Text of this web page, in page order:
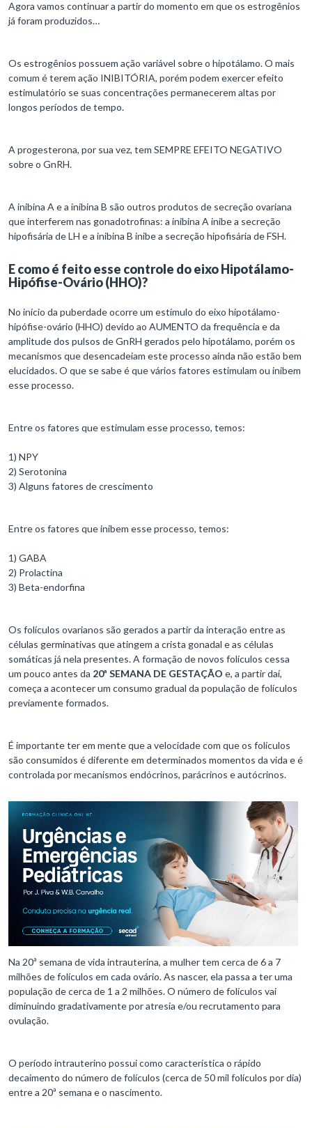
Agora vamos continuar a partir do momento em que os estrogênios
já foram produzidos…
Os estrogênios possuem ação variável sobre o hipotálamo. O mais
comum é terem ação INIBITÓRIA, porém podem exercer efeito
estimulatório se suas concentrações permanecerem altas por
longos períodos de tempo.
A progesterona, por sua vez, tem SEMPRE EFEITO NEGATIVO
sobre o GnRH.
A inibina A e a inibina B são outros produtos de secreção ovariana
que interferem nas gonadotrofinas: a inibina A inibe a secreção
hipofisária de LH e a inibina B inibe a secreção hipofisária de FSH.
E como é feito esse controle do eixo Hipotálamo-
Hipófise-Ovário (HHO)?
No início da puberdade ocorre um estímulo do eixo hipotálamo-
hipófise-ovário (HHO) devido ao AUMENTO da frequência e da
amplitude dos pulsos de GnRH gerados pelo hipotálamo, porém os
mecanismos que desencadeiam este processo ainda não estão bem
elucidados. O que se sabe é que vários fatores estimulam ou inibem
esse processo.
Entre os fatores que estimulam esse processo, temos:
1) NPY
2) Serotonina
3) Alguns fatores de crescimento
Entre os fatores que inibem esse processo, temos:
1) GABA
2) Prolactina
3) Beta-endorfina
Os folículos ovarianos são gerados a partir da interação entre as
células germinativas que atingem a crista gonadal e as células
somáticas já nela presentes. A formação de novos folículos cessa
um pouco antes da 20ª SEMANA DE GESTAÇÃO e, a partir daí,
começa a acontecer um consumo gradual da população de folículos
previamente formados.
É importante ter em mente que a velocidade com que os folículos
são consumidos é diferente em determinados momentos da vida e é
controlada por mecanismos endócrinos, parácrinos e autócrinos.
Na 20ª semana de vida intrauterina, a mulher tem cerca de 6 a 7
milhões de folículos em cada ovário. As nascer, ela passa a ter uma
população de cerca de 1 a 2 milhões. O número de folículos vai
diminuindo gradativamente por atresia e/ou recrutamento para
ovulação.
O período intrauterino possui como característica o rápido
decaimento do número de folículos (cerca de 50 mil folículos por dia)
entre a 20ª semana e o nascimento.